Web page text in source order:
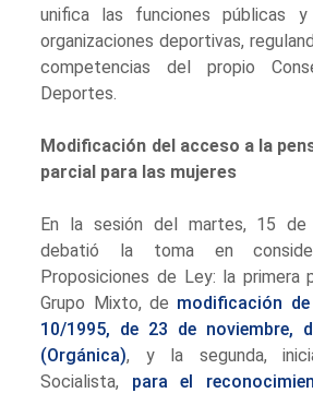
unifica las funciones públicas
organizaciones deportivas,
competencias del propio
Deportes.
Modificación del acceso a la
parcial para las mujeres
En la sesión del martes, 15 de
debatió la toma en
Proposiciones de Ley: la primera
Grupo Mixto, de modificación
10/1995, de 23 de noviembre,
(Orgánica), y la segunda,
Socialista, para el